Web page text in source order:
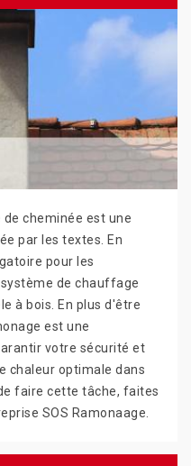
de cheminée est une
par les textes. En
pour les
de chauffage
à bois. En plus d'être
est une
votre sécurité et
chaleur optimale dans
faire cette tâche, faites
SOS Ramonaage.